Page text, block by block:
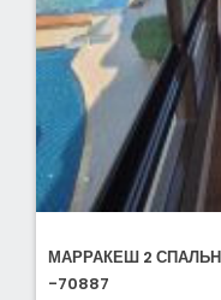
МАРРАКЕШ 2
-70887